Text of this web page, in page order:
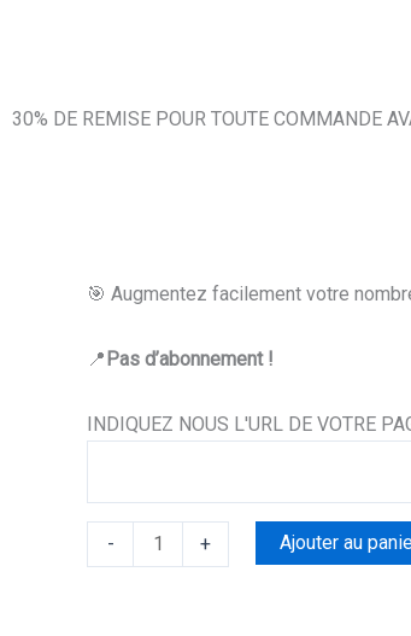
30% DE REMISE POUR TOUTE COMMANDE
🎯 Augmentez facilement votre
📍 Pas d’abonnement !
INDIQUEZ NOUS L'URL DE VOTRE
-
quantité
NFC
Facebook
+ Ajouter au